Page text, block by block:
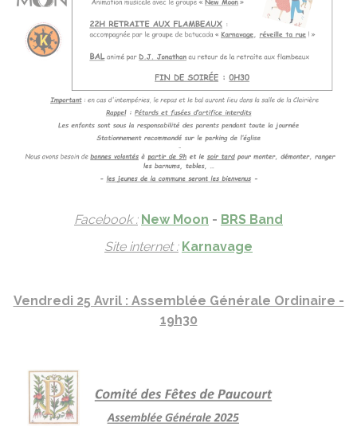
Facebook : New Moon - BRS Band
Site internet : Karnavage
Vendredi 25 Avril : Assemblée Générale Ordinaire -
19h30